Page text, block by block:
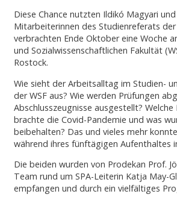
Diese Chance nutzten Ildikó Magyari
Mitarbeiterinnen des Studienreferats der
verbrachten Ende Oktober eine Woche
und Sozialwissenschaftlichen Fakultät
Rostock.
Wie sieht der Arbeitsalltag im Studien-
der WSF aus? Wie werden Prüfungen
Abschlusszeugnisse ausgestellt? Welche
brachte die Covid-Pandemie und was
beibehalten? Das und vieles mehr
während ihres fünftägigen Aufenthaltes
Die beiden wurden von Prodekan Prof.
Team rund um SPA-Leiterin Katja May-
empfangen und durch ein vielfältiges